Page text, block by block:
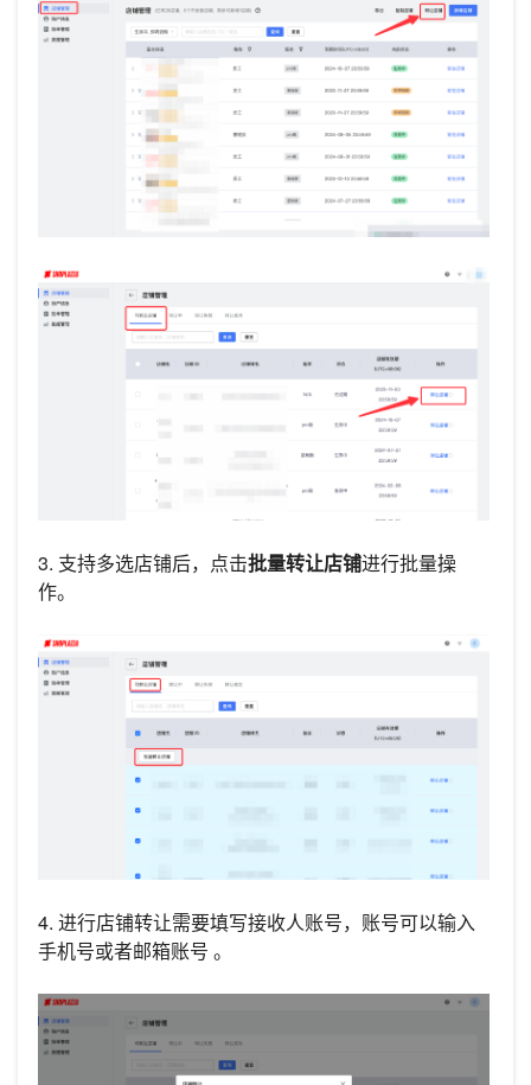
3. 支持多选店铺后，点击批量转让店铺进行批量操
作。
4. 进行店铺转让需要填写接收人账号，账号可以输入
手机号或者邮箱账号 。